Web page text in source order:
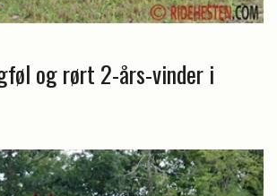
og rørt 2-års-vinder i